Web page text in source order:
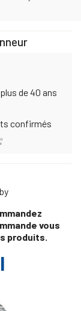
de 40 ans
confirmés
vous
produits.